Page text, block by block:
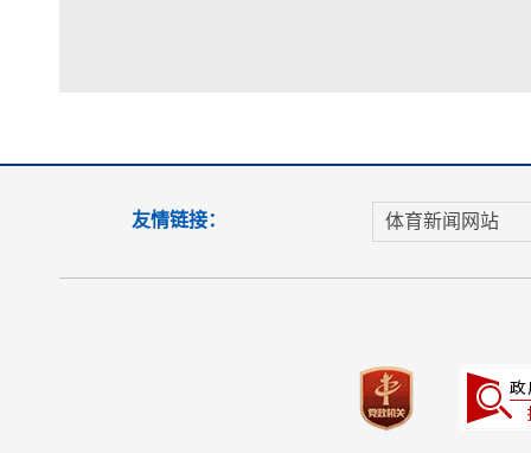
友情链接： 体育新闻网站